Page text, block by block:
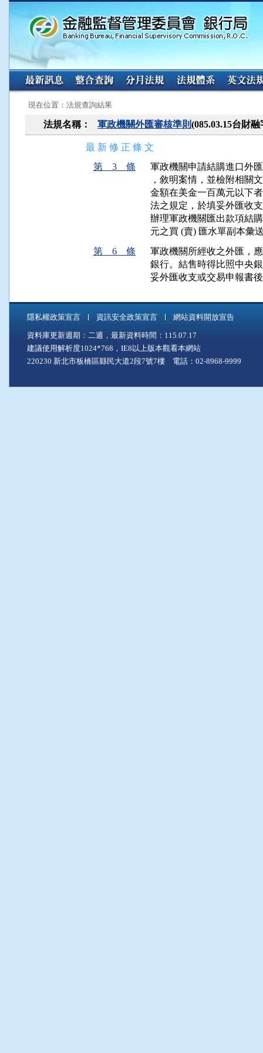
:::
現在位置：法規查詢結果
法規名稱： 軍政機關外匯審核準則(085.03.15台財
最 新 修 正 條 文
第 3 條
軍政機關申請結購進口外
，敘明案情，並檢附相關
金額在美金一百萬元以下
法之規定，於填妥外匯收
辦理軍政機關匯出款項結
元之買 (賣) 匯水單副本彙
第 6 條
軍政機關所經收之外匯，
銀行。結售時得比照中央
妥外匯收支或交易申報書
隱私權政策宣言 資訊安全政策宣言 網站資料開放宣告
資料庫更新週期：二週，最新資料時間：115.07.17
建議使用解析度1024*768，IE8以上版本觀看本網站
220230 新北市板橋區縣民大道2段7號7樓 電話：02-8968-9999